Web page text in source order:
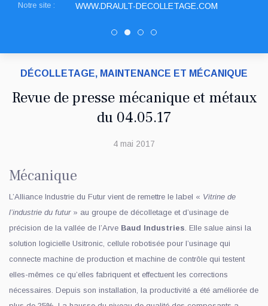
Notre site : WWW.DRAULT-DECOLLETAGE.COM
SNED DECOLLETAGE
DRAULT DECOLLETAGE
Decolletage.xyz
DÉCOLLETAGE, MAINTENANCE ET MÉCANIQUE
Revue de presse mécanique et métaux
du 04.05.17
4 mai 2017
Mécanique
L’Alliance Industrie du Futur vient de remettre le label « Vitrine de
l’industrie du futur» au groupe de décolletage et d’usinage de
précision de la vallée de l’Arve Baud Industries. Elle salue ainsi la
solution logicielle Usitronic, cellule robotisée pour l’usinage qui
connecte machine de production et machine de contrôle qui testent
elles-mêmes ce qu’elles fabriquent et effectuent les corrections
nécessaires. Depuis son installation, la productivité a été améliorée de